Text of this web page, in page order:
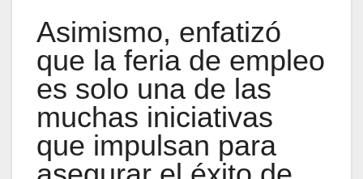
Asimismo, enfatizó
que la feria de empleo
es solo una de las
muchas iniciativas
que impulsan para